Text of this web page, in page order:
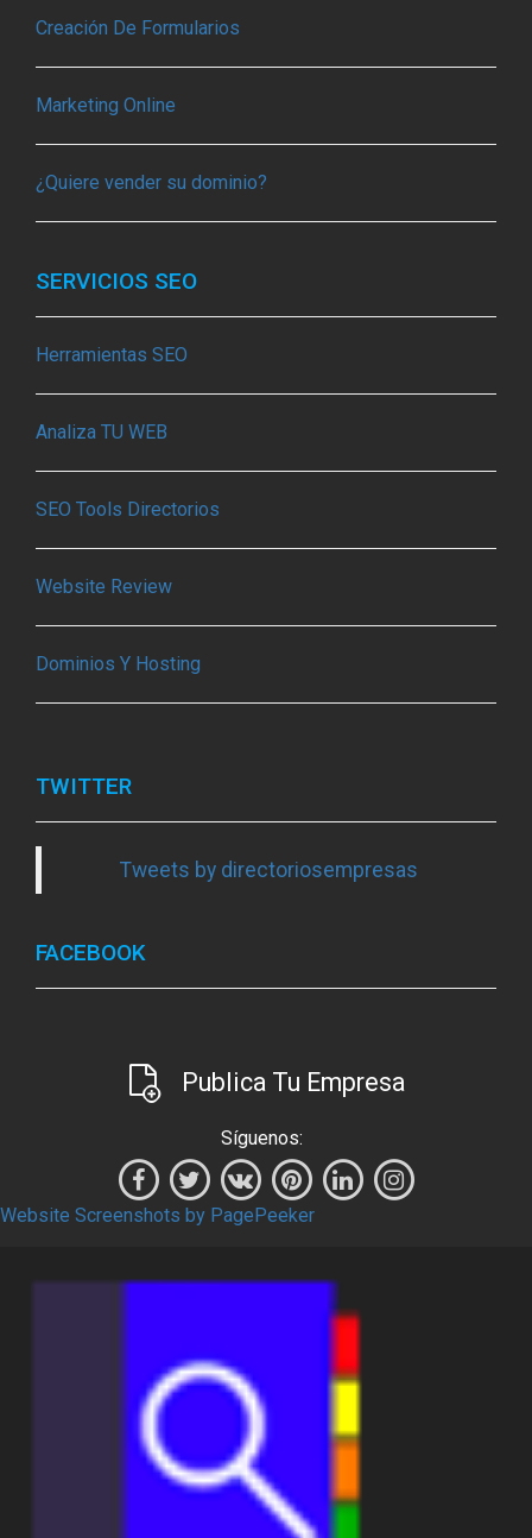
Creación De Formularios
Marketing Online
¿Quiere vender su dominio?
SERVICIOS SEO
Herramientas SEO
Analiza TU WEB
SEO Tools Directorios
Website Review
Dominios Y Hosting
TWITTER
Tweets by directoriosempresas
FACEBOOK
Publica Tu Empresa
Síguenos:
Website Screenshots by PagePeeker